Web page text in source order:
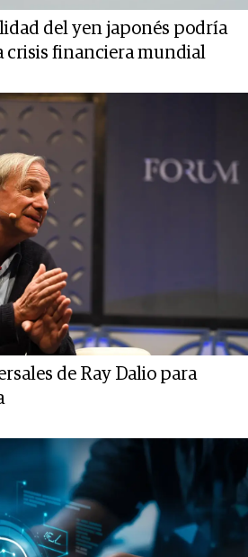
del yen japonés podría
crisis financiera mundial
de Ray Dalio para